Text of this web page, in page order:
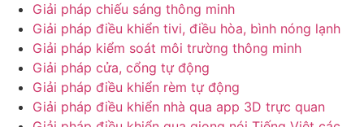
Giải pháp chiếu sáng thông minh
Giải pháp điều khiển tivi, điều hòa, bình nóng lạnh
Giải pháp kiểm soát môi trường thông minh
Giải pháp cửa, cổng tự động
Giải pháp điều khiển rèm tự động
Giải pháp điều khiển nhà qua app 3D trực quan